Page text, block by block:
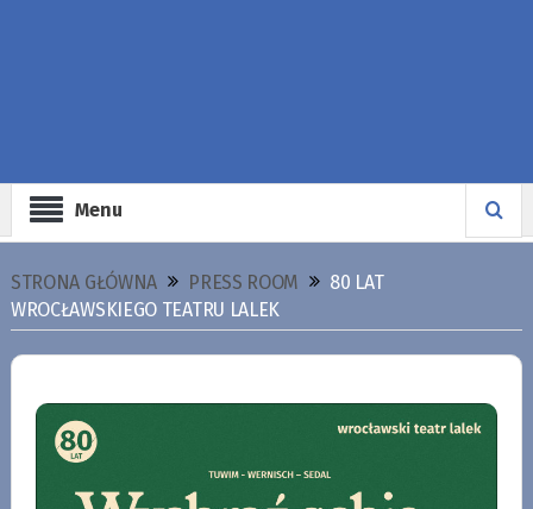
Menu
STRONA GŁÓWNA PRESS ROOM
80 LAT
WROCŁAWSKIEGO TEATRU LALEK